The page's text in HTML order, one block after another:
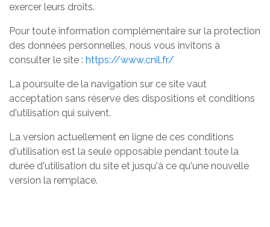
exercer leurs droits.
Pour toute information complémentaire sur la protection
des données personnelles, nous vous invitons à
consulter le site : https://www.cnil.fr/
La poursuite de la navigation sur ce site vaut
acceptation sans réserve des dispositions et conditions
d'utilisation qui suivent.
La version actuellement en ligne de ces conditions
d'utilisation est la seule opposable pendant toute la
durée d'utilisation du site et jusqu'à ce qu'une nouvelle
version la remplace.